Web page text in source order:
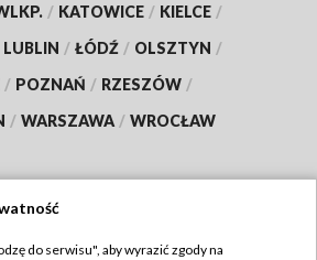
/ KATOWICE / KIELCE /
LUBLIN / ŁÓDŹ / OLSZTYN /
/ POZNAŃ / RZESZÓW /
/ WARSZAWA / WROCŁAW
do serwisu", aby wyrazić zgody na